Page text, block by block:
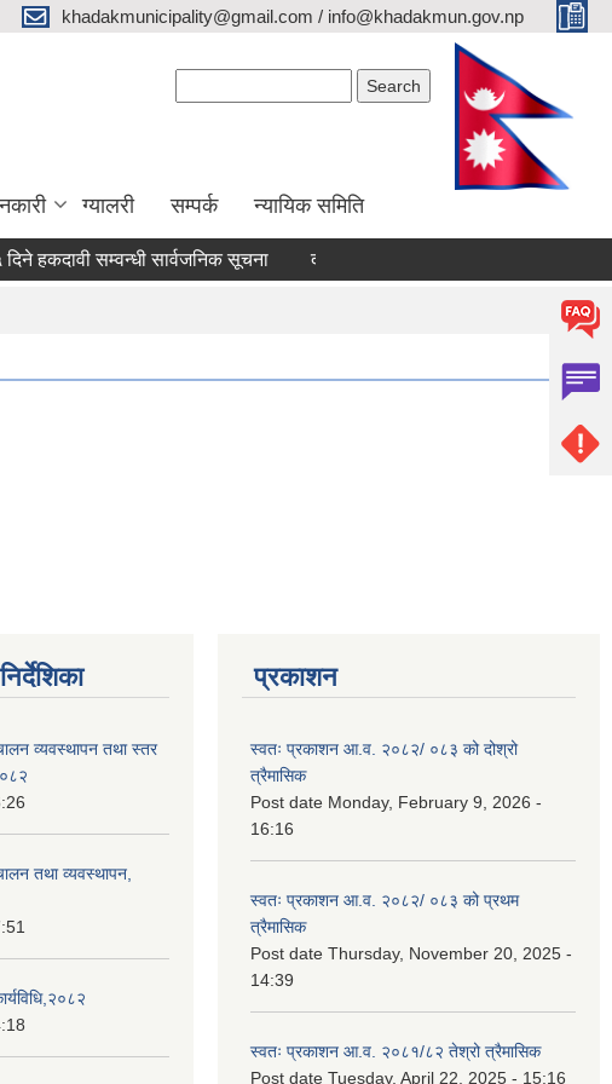
khadakmunicipality@gmail.com / info@khadakmun.gov.np
ग्यालरी सम्पर्क न्यायिक समिति
हकदावी सम्वन्धी सार्वजनिक सूचना दरभाउपत्र स्वीकृत गर्ने आश्यको सूचना
व्यवस्थापन तथा स्तर
तथा व्यवस्थापन,
प्रकाशन
स्वतः प्रकाशन आ.व. २०८२/ ०८३ को दोश्रो
त्रैमासिक
Post date Monday, February 9, 2026 -
16:16
स्वतः प्रकाशन आ.व. २०८२/ ०८३ को प्रथम
त्रैमासिक
Post date Thursday, November 20, 2025 -
14:39
स्वतः प्रकाशन आ.व. २०८१/८२ तेश्रो त्रैमासिक
Post date Tuesday, April 22, 2025 - 15:16